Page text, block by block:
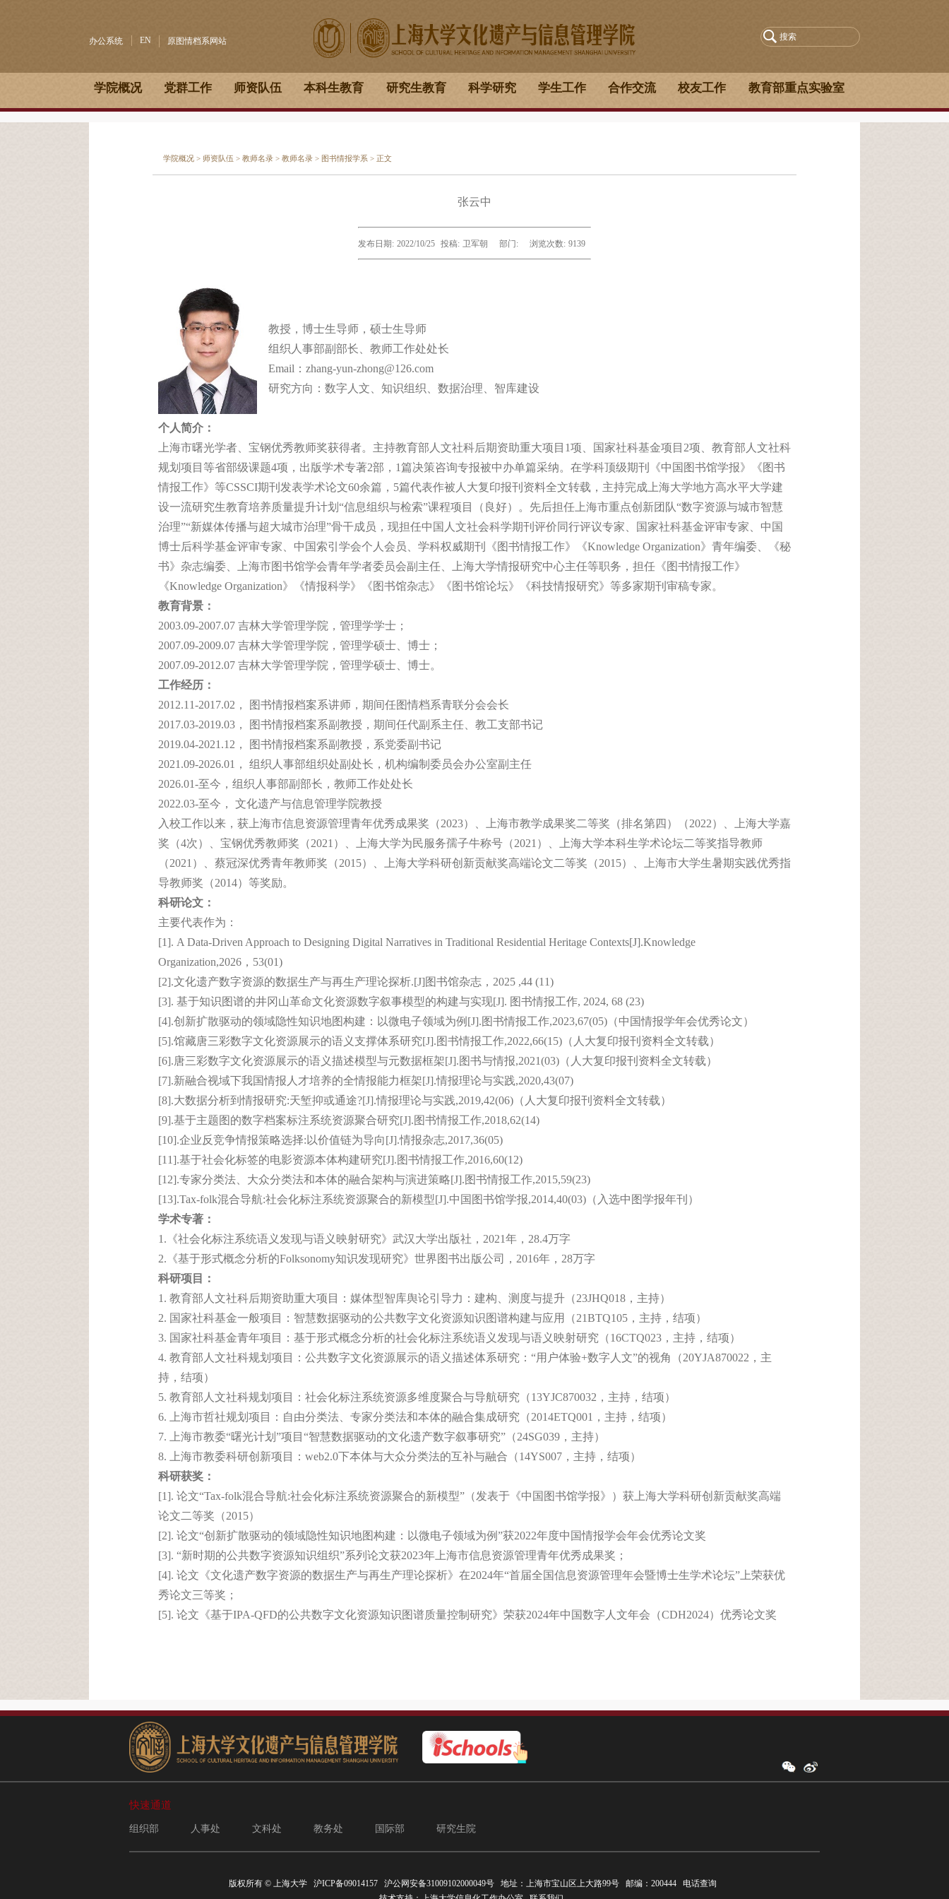
办公系统 EN 原图情档系网站
学院概况 党群工作 师资队伍 本科生教育 研究生教育 科学研究 学生工作 合作交流 校友工作 教育部重点实验室
学院概况 > 师资队伍 >教师名录 >教师名录 > 图书情报学系 > 正文
张云中
发布日期: 2022/10/25 投稿: 卫军朝 部门: 浏览次数: 9139
教授，博士生导师，硕士生导师
组织人事部副部长、教师工作处处长
Email： zhang-yun-zhong@126.com
研究方向：数字人文、知识组织、数据治理、智库建设
个人简介：
上海市曙光学者、宝钢优秀教师奖获得者。主持教育部人文社科后期资助重大项目1项、国家社科基金项目2项、教育部人文社科
规划项目等省部级课题4项，出版学术专著2部，1篇决策咨询专报被中办单篇采纳。在学科顶级期刊《中国图书馆学报》《图书
情报工作》等CSSCI期刊发表学术论文60余篇，5篇代表作被人大复印报刊资料全文转载，主持完成上海大学地方高水平大学建
设一流研究生教育培养质量提升计划“信息组织与检索”课程项目（良好）。先后担任上海市重点创新团队“数字资源与城市智慧
治理”“新媒体传播与超大城市治理”骨干成员，现担任中国人文社会科学期刊评价同行评议专家、国家社科基金评审专家、中国
博士后科学基金评审专家、中国索引学会个人会员、学科权威期刊《图书情报工作》《Knowledge Organization》青年编委、《秘
书》杂志编委、上海市图书馆学会青年学者委员会副主任、上海大学情报研究中心主任等职务，担任《图书情报工作》
《Knowledge Organization》《情报科学》《图书馆杂志》《图书馆论坛》《科技情报研究》等多家期刊审稿专家。
教育背景：
2003.09-2007.07 吉林大学管理学院，管理学学士；
2007.09-2009.07 吉林大学管理学院，管理学硕士、博士；
2007.09-2012.07 吉林大学管理学院，管理学硕士、博士。
工作经历：
2012.11-2017.02， 图书情报档案系讲师，期间任图情档系青联分会会长
2017.03-2019.03， 图书情报档案系副教授，期间任代副系主任、教工支部书记
2019.04-2021.12， 图书情报档案系副教授，系党委副书记
2021.09-2026.01， 组织人事部组织处副处长，机构编制委员会办公室副主任
2026.01-至今，组织人事部副部长，教师工作处处长
2022.03-至今， 文化遗产与信息管理学院教授
入校工作以来，获上海市信息资源管理青年优秀成果奖（2023）、上海市教学成果奖二等奖（排名第四）（2022）、上海大学嘉
奖（4次）、宝钢优秀教师奖（2021）、上海大学为民服务孺子牛称号（2021）、上海大学本科生学术论坛二等奖指导教师
（2021）、蔡冠深优秀青年教师奖（2015）、上海大学科研创新贡献奖高端论文二等奖（2015）、上海市大学生暑期实践优秀指
导教师奖（2014）等奖励。
科研论文：
主要代表作为：
[1]. A Data-Driven Approach to Designing Digital Narratives in Traditional Residential Heritage Contexts[J].Knowledge
Organization,2026，53(01)
[2].文化遗产数字资源的数据生产与再生产理论探析.[J]图书馆杂志，2025 ,44 (11)
[3]. 基于知识图谱的井冈山革命文化资源数字叙事模型的构建与实现[J]. 图书情报工作, 2024, 68 (23)
[4].创新扩散驱动的领域隐性知识地图构建：以微电子领域为例[J].图书情报工作,2023,67(05)（中国情报学年会优秀论文）
[5].馆藏唐三彩数字文化资源展示的语义支撑体系研究[J].图书情报工作,2022,66(15)（人大复印报刊资料全文转载）
[6].唐三彩数字文化资源展示的语义描述模型与元数据框架[J].图书与情报,2021(03)（人大复印报刊资料全文转载）
[7].新融合视域下我国情报人才培养的全情报能力框架[J].情报理论与实践,2020,43(07)
[8].大数据分析到情报研究:天堑抑或通途?[J].情报理论与实践,2019,42(06)（人大复印报刊资料全文转载）
[9].基于主题图的数字档案标注系统资源聚合研究[J].图书情报工作,2018,62(14)
[10].企业反竞争情报策略选择:以价值链为导向[J].情报杂志,2017,36(05)
[11].基于社会化标签的电影资源本体构建研究[J].图书情报工作,2016,60(12)
[12].专家分类法、大众分类法和本体的融合架构与演进策略[J].图书情报工作,2015,59(23)
[13].Tax-folk混合导航:社会化标注系统资源聚合的新模型[J].中国图书馆学报,2014,40(03)（入选中图学报年刊）
学术专著：
1.《社会化标注系统语义发现与语义映射研究》武汉大学出版社，2021年，28.4万字
2.《基于形式概念分析的Folksonomy知识发现研究》世界图书出版公司，2016年，28万字
科研项目：
1. 教育部人文社科后期资助重大项目：媒体型智库舆论引导力：建构、测度与提升（23JHQ018，主持）
2. 国家社科基金一般项目：智慧数据驱动的公共数字文化资源知识图谱构建与应用（21BTQ105，主持，结项）
3. 国家社科基金青年项目：基于形式概念分析的社会化标注系统语义发现与语义映射研究（16CTQ023，主持，结项）
4. 教育部人文社科规划项目：公共数字文化资源展示的语义描述体系研究：“用户体验+数字人文”的视角（20YJA870022，主
持，结项）
5. 教育部人文社科规划项目：社会化标注系统资源多维度聚合与导航研究（13YJC870032，主持，结项）
6. 上海市哲社规划项目：自由分类法、专家分类法和本体的融合集成研究（2014ETQ001，主持，结项）
7. 上海市教委“曙光计划”项目“智慧数据驱动的文化遗产数字叙事研究”（24SG039，主持）
8. 上海市教委科研创新项目：web2.0下本体与大众分类法的互补与融合（14YS007，主持，结项）
科研获奖：
[1]. 论文“Tax-folk混合导航:社会化标注系统资源聚合的新模型”（发表于《中国图书馆学报》）获上海大学科研创新贡献奖高端
论文二等奖（2015）
[2]. 论文“创新扩散驱动的领域隐性知识地图构建：以微电子领域为例”获2022年度中国情报学会年会优秀论文奖
[3]. “新时期的公共数字资源知识组织”系列论文获2023年上海市信息资源管理青年优秀成果奖；
[4]. 论文《文化遗产数字资源的数据生产与再生产理论探析》在2024年“首届全国信息资源管理年会暨博士生学术论坛”上荣获优
秀论文三等奖；
[5]. 论文《基于IPA-QFD的公共数字文化资源知识图谱质量控制研究》荣获2024年中国数字人文年会（CDH2024）优秀论文奖
快速通道
组织部 人事处 文科处 教务处 国际部 研究生院
版权所有 ©上海大学 沪ICP备09014157 沪公网安备31009102000049号地址：上海市宝山区上大路99号 邮编：200444 电话查询